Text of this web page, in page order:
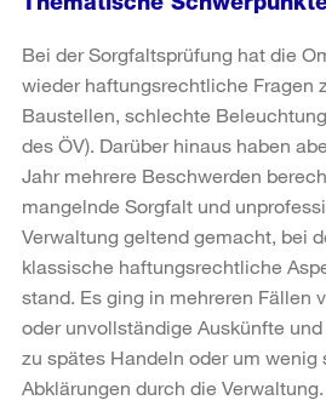
Bei der Sorgfaltsprüfung hat die
wieder haftungsrechtliche Fragen
Baustellen, schlechte
des ÖV). Darüber hinaus haben
Jahr mehrere Beschwerden
mangelnde Sorgfalt und
Verwaltung geltend gemacht, bei
klassische haftungsrechtliche
stand. Es ging in mehreren Fällen
oder unvollständige Auskünfte
zu spätes Handeln oder um wenig
Abklärungen durch die